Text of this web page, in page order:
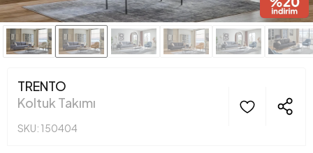
TRENTO
Koltuk Takımı
SKU: 150404